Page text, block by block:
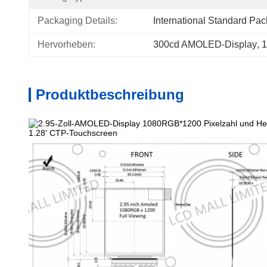
Packaging Details: International Standard
Hervorheben: 300cd AMOLED-Display,
Produktbeschreibung
1.28' CTP-Touchscreen